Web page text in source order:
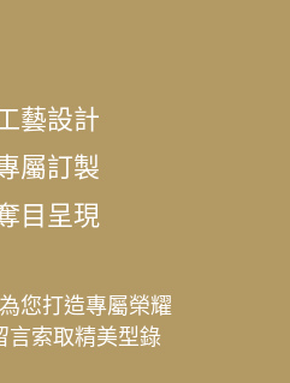
藝設計
屬訂製
目呈現
您打造專屬榮耀
言索取精美型錄